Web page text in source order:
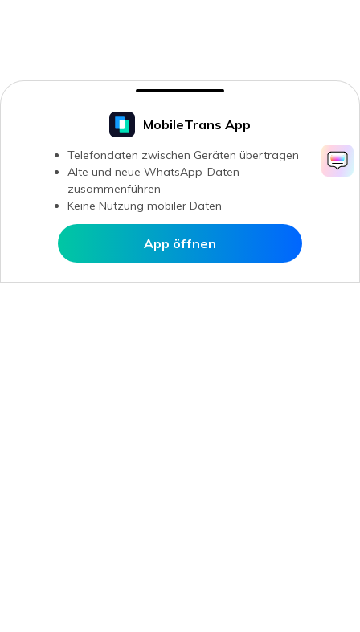
In MobileTrans öffnen
MobileTrans App
Telefondaten zwischen Geräten übertragen
Alte und neue WhatsApp-Daten
zusammenführen
Keine Nutzung mobiler Daten
App öffnen